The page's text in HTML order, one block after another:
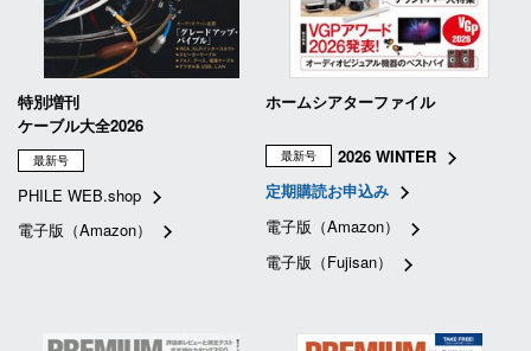
特別増刊
ケーブル大全2026
最新号
PHILE WEB.shop
電子版（Amazon）
ホームシアターファイル
最新号
2026 WINTER
定期購読お申込み
電子版（Amazon）
電子版（Fujisan）